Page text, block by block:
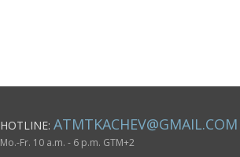
HOTLINE: ATMTKACHEV@GMAIL.COM
Mo.-Fr. 10 a.m. - 6 p.m. GTM+2